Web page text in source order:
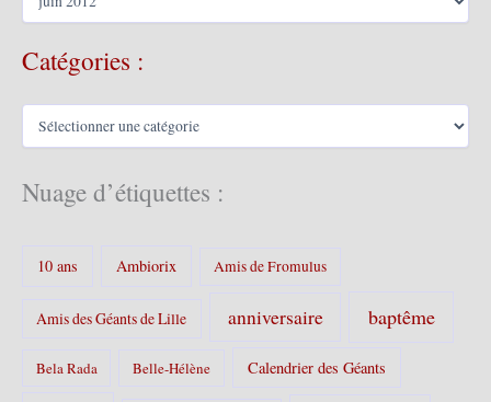
h
s
Catégories :
C
é
g
Nuage d’étiquettes :
10 ans Ambiorix Amis de Fromulus
Amis des Géants de Lille anniversaire baptême
Bela Rada Belle-Hélène Calendrier des Géants